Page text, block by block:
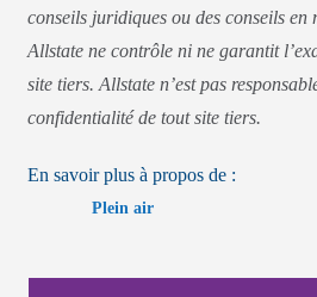
conseils juridiques ou des conseils en
Allstate ne contrôle ni ne garantit
site tiers. Allstate n’est pas
confidentialité de tout site tiers.
En savoir plus à propos de :
Plein air